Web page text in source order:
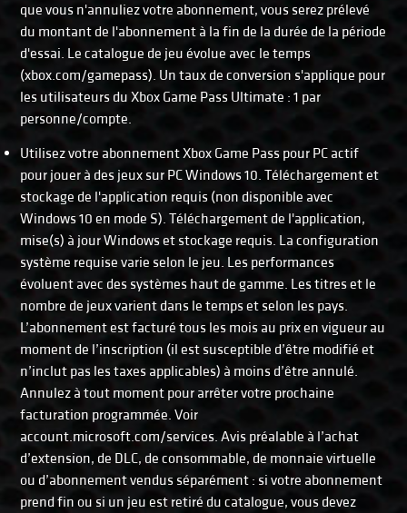
que vous n'annuliez votre abonnement, vous serez prélevé
du montant de l'abonnement à la fin de la durée de la période
d'essai. Le catalogue de jeu évolue avec le temps
(xbox.com/gamepass). Un taux de conversion s'applique pour
les utilisateurs du Xbox Game Pass Ultimate : 1 par
personne/compte.
Utilisez votre abonnement Xbox Game Pass pour PC actif
pour jouer à des jeux sur PC Windows 10. Téléchargement et
stockage de l'application requis (non disponible avec
Windows 10 en mode S). Téléchargement de l'application,
mise(s) à jour Windows et stockage requis. La configuration
système requise varie selon le jeu. Les performances
évoluent avec des systèmes haut de gamme. Les titres et le
nombre de jeux varient dans le temps et selon les pays.
L’abonnement est facturé tous les mois au prix en vigueur au
moment de l’inscription (il est susceptible d’être modifié et
n’inclut pas les taxes applicables) à moins d’être annulé.
Annulez à tout moment pour arrêter votre prochaine
facturation programmée. Voir
account.microsoft.com/services. Avis préalable à l’achat
d’extension, de DLC, de consommable, de monnaie virtuelle
ou d’abonnement vendus séparément : si votre abonnement
prend fin ou si un jeu est retiré du catalogue, vous devez